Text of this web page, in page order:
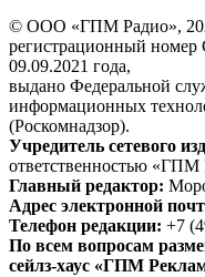
© ООО «ГПМ Радио»,
регистрационный
09.09.2021 года,
выдано Федеральной
информационных
(Роскомнадзор).
Учредитель сетевого
ответственностью «ГПМ
Главный редактор:
Адрес электронной
Телефон редакции: +7
По всем вопросам
сейлз-хаус «ГПМ